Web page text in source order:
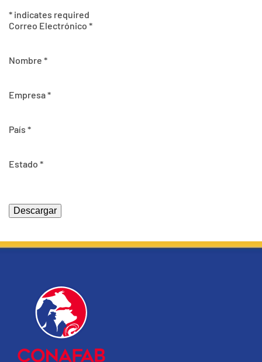
* indicates required
Correo Electrónico *
Nombre *
Empresa*
País *
Estado *